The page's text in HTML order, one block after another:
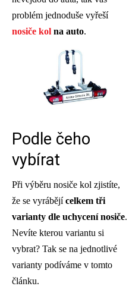
problém jednoduše vyřeší
nosiče kol na auto.
Podle čeho
vybírat
Při výběru nosiče kol zjistíte,
že se vyrábějícelkem tři
varianty dle uchycení nosiče.
Nevíte kterou variantu si
vybrat? Tak se na jednotlivé
varianty podíváme v tomto
článku.